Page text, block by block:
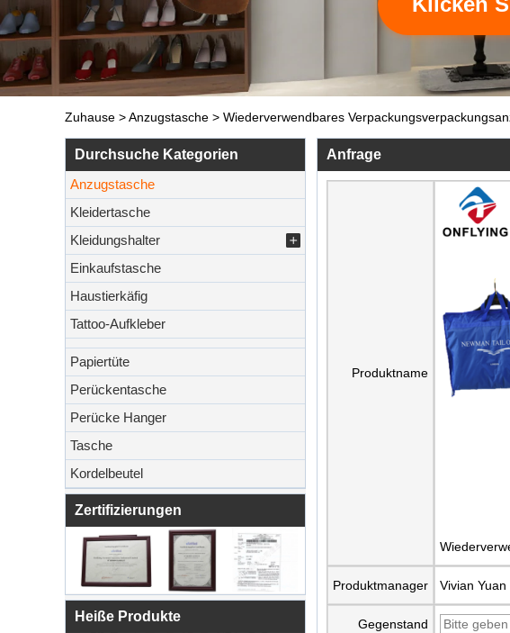
Zuhause >Anzugstasche > Wiederverwendbares
Durchsuche Kategorien
Anzugstasche
Kleidertasche
Kleidungshalter
Einkaufstasche
Haustierkäfig
Tattoo-Aufkleber
Papiertüte
Perückentasche
Perücke Hanger
Tasche
Kordelbeutel
Zertifizierungen
Heiße Produkte
Anfrage
Produktname
Produktmanager Vivian
Gegenstand